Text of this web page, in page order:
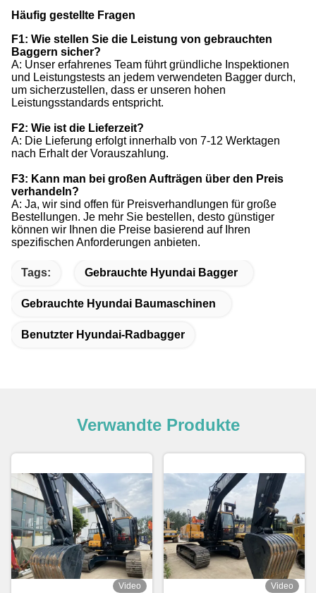
Häufig gestellte Fragen
F1: Wie stellen Sie die Leistung von gebrauchten
Baggern sicher?
A: Unser erfahrenes Team führt gründliche Inspektionen
und Leistungstests an jedem verwendeten Bagger durch,
um sicherzustellen, dass er unseren hohen
Leistungsstandards entspricht.
F2: Wie ist die Lieferzeit?
A: Die Lieferung erfolgt innerhalb von 7-12 Werktagen
nach Erhalt der Vorauszahlung.
F3: Kann man bei großen Aufträgen über den Preis
verhandeln?
A: Ja, wir sind offen für Preisverhandlungen für große
Bestellungen. Je mehr Sie bestellen, desto günstiger
können wir Ihnen die Preise basierend auf Ihren
spezifischen Anforderungen anbieten.
Tags: Gebrauchte Hyundai Bagger
Gebrauchte Hyundai Baumaschinen
Benutzter Hyundai-Radbagger
Verwandte Produkte
Video Video